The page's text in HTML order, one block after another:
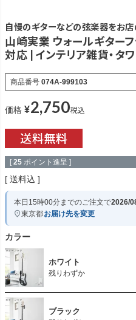
自慢のギターなどの弦楽器をお店
山崎実業 ウォールギター
対応 | インテリア雑貨・タ
商品番号 074A-999103
価格 ¥2,750税込
[ 25 ポイント進呈 ]
送料込
本日 15時00分までのご注文で2026/
東京都お届け先を変更
カラー
ホワイト
残りわずか
ブラック